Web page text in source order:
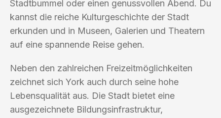
Stadtbummel oder einen genussvollen Abend. Du
kannst die reiche Kulturgeschichte der Stadt
erkunden und in Museen, Galerien und Theatern
auf eine spannende Reise gehen.
Neben den zahlreichen Freizeitmöglichkeiten
zeichnet sich York auch durch seine hohe
Lebensqualität aus. Die Stadt bietet eine
ausgezeichnete Bildungsinfrastruktur,